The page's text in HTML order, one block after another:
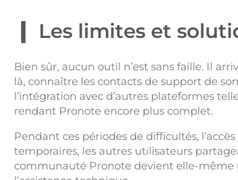
Les limites et
Bien sûr, aucun outil n’est sans faille. Il
là, connaître les contacts de support de
l’intégration avec d’autres plateformes
rendant Pronote encore plus complet.
Pendant ces périodes de difficultés,
temporaires, les autres utilisateurs
communauté Pronote devient elle-même